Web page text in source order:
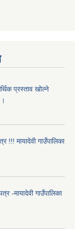
प्रस्ताव खोल्ने
!!! मायादेवी गाउँपालिका
-मायादेवी गाउँपालिका